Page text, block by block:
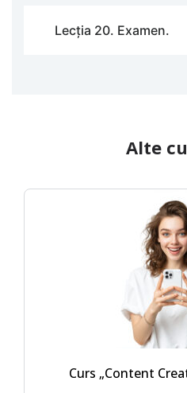
Lecția 20. Examen.
Alte
Curs „Content